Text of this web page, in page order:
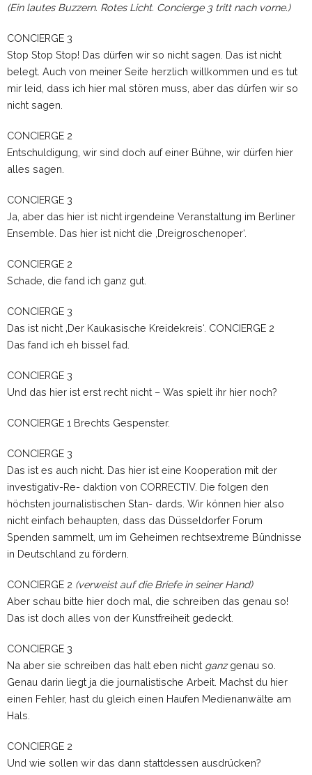
(Ein lautes Buzzern. Rotes Licht. Concierge 3 tritt nach vorne.)
CONCIERGE 3
Stop Stop Stop! Das dürfen wir so nicht sagen. Das ist nicht
belegt. Auch von meiner Seite herzlich willkommen und es tut
mir leid, dass ich hier mal stören muss, aber das dürfen wir so
nicht sagen.
CONCIERGE 2
Entschuldigung, wir sind doch auf einer Bühne, wir dürfen hier
alles sagen.
CONCIERGE 3
Ja, aber das hier ist nicht irgendeine Veranstaltung im Berliner
Ensemble. Das hier ist nicht die ,Dreigroschenoper‘.
CONCIERGE 2
Schade, die fand ich ganz gut.
CONCIERGE 3
Das ist nicht ‚Der Kaukasische Kreidekreis‘. CONCIERGE 2
Das fand ich eh bissel fad.
CONCIERGE 3
Und das hier ist erst recht nicht – Was spielt ihr hier noch?
CONCIERGE 1 Brechts Gespenster.
CONCIERGE 3
Das ist es auch nicht. Das hier ist eine Kooperation mit der
investigativ-Re- daktion von CORRECTIV. Die folgen den
höchsten journalistischen Stan- dards. Wir können hier also
nicht einfach behaupten, dass das Düsseldorfer Forum
Spenden sammelt, um im Geheimen rechtsextreme Bündnisse
in Deutschland zu fördern.
CONCIERGE 2 (verweist auf die Briefe in seiner Hand)
Aber schau bitte hier doch mal, die schreiben das genau so!
Das ist doch alles von der Kunstfreiheit gedeckt.
CONCIERGE 3
Na aber sie schreiben das halt eben nicht ganzgenau so.
Genau darin liegt ja die journalistische Arbeit. Machst du hier
einen Fehler, hast du gleich einen Haufen Medienanwälte am
Hals.
CONCIERGE 2
Und wie sollen wir das dann stattdessen ausdrücken?